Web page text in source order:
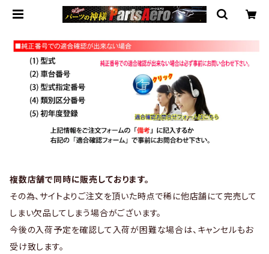
複数店舗で同時に販売しております。
その為、サイトよりご注文を頂いた時点で稀に他店舗にて完売して
しまい欠品してしまう場合がございます。
今後の入荷予定を確認して入荷が困難な場合は、キャンセルもお
受け致します。